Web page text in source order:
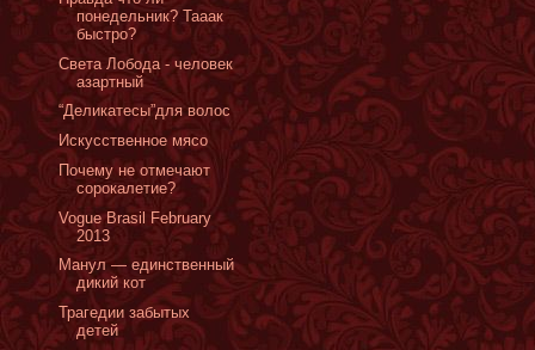
понедельник? Тааак
быстро?
Света Лобода - человек
азартный
“Деликатесы”для волос
Искусственное мясо
Почему не отмечают
сорокалетие?
Vogue Brasil February
2013
Манул — единственный
дикий кот
Трагедии забытых
детей